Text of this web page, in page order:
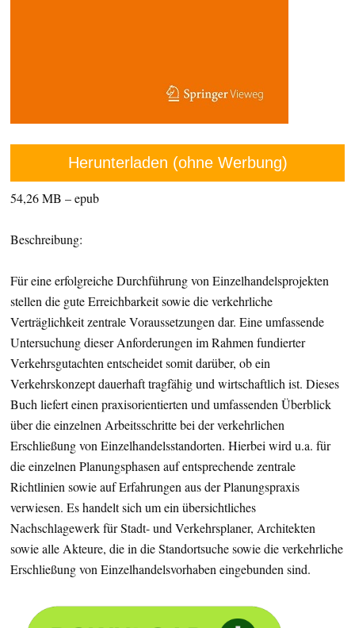
Herunterladen (ohne Werbung)
54,26 MB – epub
Beschreibung:
Für eine erfolgreiche Durchführung von Einzelhandelsprojekten
stellen die gute Erreichbarkeit sowie die verkehrliche
Verträglichkeit zentrale Voraussetzungen dar. Eine umfassende
Untersuchung dieser Anforderungen im Rahmen fundierter
Verkehrsgutachten entscheidet somit darüber, ob ein
Verkehrskonzept dauerhaft tragfähig und wirtschaftlich ist. Dieses
Buch liefert einen praxisorientierten und umfassenden Überblick
über die einzelnen Arbeitsschritte bei der verkehrlichen
Erschließung von Einzelhandelsstandorten. Hierbei wird u.a. für
die einzelnen Planungsphasen auf entsprechende zentrale
Richtlinien sowie auf Erfahrungen aus der Planungspraxis
verwiesen. Es handelt sich um ein übersichtliches
Nachschlagewerk für Stadt- und Verkehrsplaner, Architekten
sowie alle Akteure, die in die Standortsuche sowie die verkehrliche
Erschließung von Einzelhandelsvorhaben eingebunden sind.